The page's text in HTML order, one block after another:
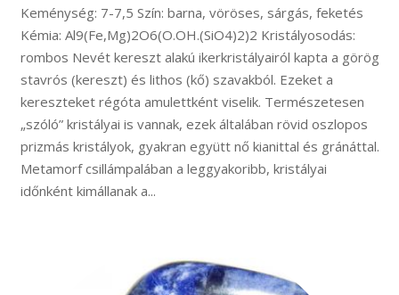
Keménység: 7-7,5 Szín: barna, vöröses, sárgás, feketés
Kémia: Al9(Fe,Mg)2O6(O.OH.(SiO4)2)2 Kristályosodás:
rombos Nevét kereszt alakú ikerkristályairól kapta a görög
stavrós (kereszt) és lithos (kő) szavakból. Ezeket a
kereszteket régóta amulettként viselik. Természetesen
„szóló” kristályai is vannak, ezek általában rövid oszlopos
prizmás kristályok, gyakran együtt nő kianittal és gránáttal.
Metamorf csillámpalában a leggyakoribb, kristályai
időnként kimállanak a...